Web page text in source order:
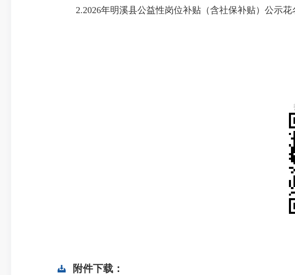
2.2026年明溪县公益性岗位补贴（含社保补贴）公示花
附件下载：